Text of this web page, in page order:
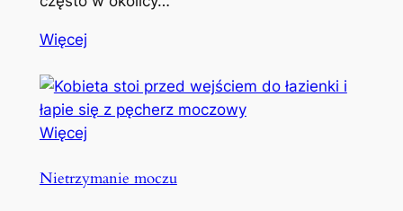
Więcej
Więcej
Nietrzymanie moczu